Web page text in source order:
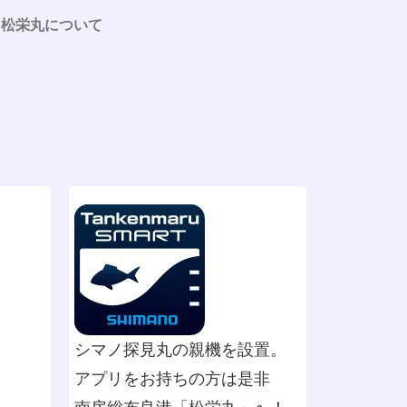
松栄丸について
シマノ探見丸の親機を設置。
アプリをお持ちの方は是非